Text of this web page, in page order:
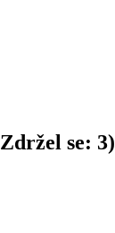
Zdržel se: 3)